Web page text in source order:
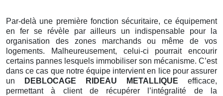
Par-delà une première fonction sécuritaire, ce équipement
en fer se révèle par ailleurs un indispensable pour la
organisation des zones marchands ou même de vos
logements. Malheureusement, celui-ci pourrait encourir
certains pannes lesquels immobiliser son mécanisme. C’est
dans ce cas que notre équipe intervient en lice pour assurer
un
DEBLOCAGE RIDEAU METALLIQUE efficace,
permettant à client de récupérer l’intégralité de la